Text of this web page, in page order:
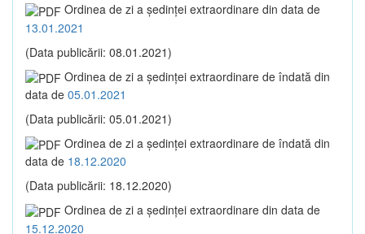
Ordinea de zi a şedinţei extraordinare din data de
13.01.2021
(Data publicării: 08.01.2021)
Ordinea de zi a şedinţei extraordinare de îndată din
data de 05.01.2021
(Data publicării: 05.01.2021)
Ordinea de zi a şedinţei extraordinare de îndată din
data de 18.12.2020
(Data publicării: 18.12.2020)
Ordinea de zi a şedinţei extraordinare din data de
15.12.2020